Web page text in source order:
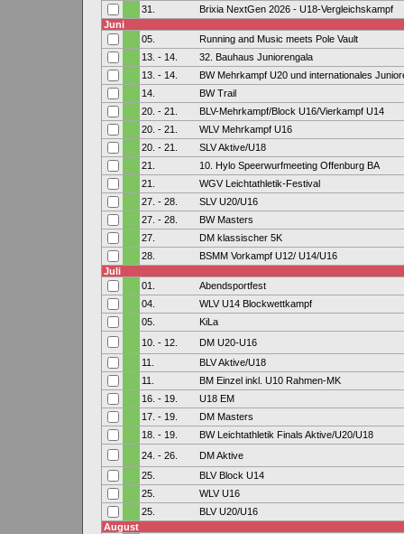
31.
Brixia NextGen 2026 - U18-Vergleichskampf
Juni
05.
Running and Music meets Pole Vault
13. - 14.
32. Bauhaus Juniorengala
13. - 14.
BW Mehrkampf U20 und internationales
14.
BW Trail
20. - 21.
BLV-Mehrkampf/Block U16/Vierkampf U14
20. - 21.
WLV Mehrkampf U16
20. - 21.
SLV Aktive/U18
21.
10. Hylo Speerwurfmeeting Offenburg BA
21.
WGV Leichtathletik-Festival
27. - 28.
SLV U20/U16
27. - 28.
BW Masters
27.
DM klassischer 5K
28.
BSMM Vorkampf U12/ U14/U16
Juli
01.
Abendsportfest
04.
WLV U14 Blockwettkampf
05.
KiLa
10. - 12.
DM U20-U16
11.
BLV Aktive/U18
11.
BM Einzel inkl. U10 Rahmen-MK
16. - 19.
U18 EM
17. - 19.
DM Masters
18. - 19.
BW Leichtathletik Finals Aktive/U20/U18
24. - 26.
DM Aktive
25.
BLV Block U14
25.
WLV U16
25.
BLV U20/U16
August